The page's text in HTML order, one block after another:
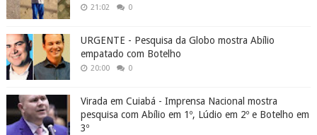
21:02 0
URGENTE - Pesquisa da Globo mostra Abílio
empatado com Botelho
20:00 0
Virada em Cuiabá - Imprensa Nacional mostra
pesquisa com Abílio em 1º, Lúdio em 2º e Botelho em
3º